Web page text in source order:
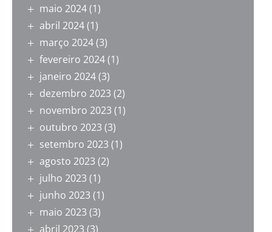
maio 2024(1)
abril 2024(1)
março 2024(3)
fevereiro 2024(1)
janeiro 2024(3)
dezembro 2023 (2)
novembro 2023 (1)
outubro 2023 (3)
setembro 2023 (1)
agosto 2023 (2)
julho 2023 (1)
junho 2023 (1)
maio 2023 (3)
abril 2023 (3)